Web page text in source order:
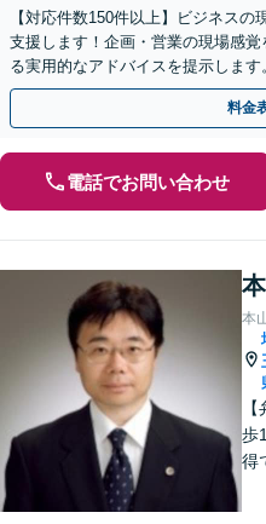
【対応件数150件以上】ビジネス
支援します！企画・営業の現場感
る実用的なアドバイスを提示しま
い利用可】
料金
電話でお問い合わせ
本
歩
得